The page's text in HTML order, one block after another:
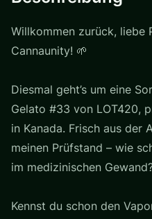
Willkommen zurück, liebe
Cannaunity! 🌱
Diesmal geht’s um eine
Gelato #33 von LOT420,
in Kanada. Frisch aus der
meinen Prüfstand – wie
im medizinischen
Kennst du schon den